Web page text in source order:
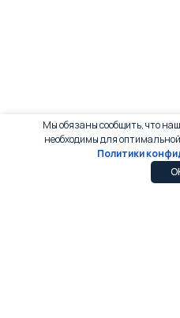
Мы обязаны сообщить, что
необходимы для
Политики